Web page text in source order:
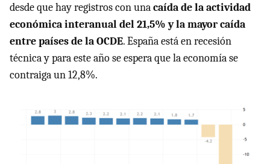
desde que hay registros con unacaída de la actividad
económica interanual del 21,5% y la mayor caída
entre países de la OCDE. España está en recesión
técnica y para este año se espera que la economía se
contraiga un 12,8%.